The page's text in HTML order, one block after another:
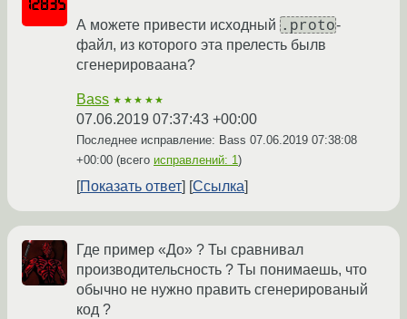
А можете привести исходный .proto-
файл, из которого эта прелесть былв
сгенерироваана?
Bass ★★★★★
07.06.2019 07:37:43 +00:00
Последнее исправление: Bass 07.06.2019 07:38:08
+00:00 (всего исправлений: 1)
Показать ответ Ссылка
Где пример «До» ? Ты сравнивал
производительсность ? Ты понимаешь, что
обычно не нужно править сгенерированый
код ?